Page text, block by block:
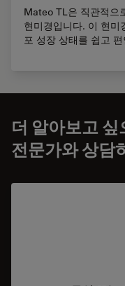
Mateo TL은 직관적으
현미경입니다. 이 현미
포 성장 상태를 쉽고
더 알아보고 싶
전문가와 상담